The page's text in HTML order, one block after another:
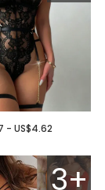
- US$4.62
3+